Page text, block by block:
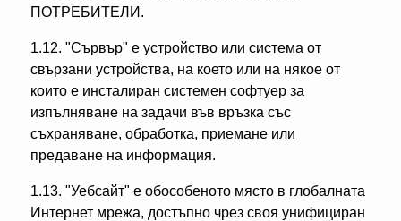
ПОТРЕБИТЕЛИ.
1.12. "Сървър" е устройство или система от
свързани устройства, на което или на някое от
които е инсталиран системен софтуер за
изпълняване на задачи във връзка със
съхраняване, обработка, приемане или
предаване на информация.
1.13. "Уебсайт" е обособеното място в глобалната
Интернет мрежа, достъпно чрез своя унифициран